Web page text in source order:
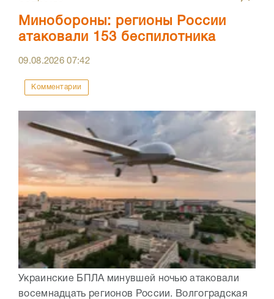
Минобороны: регионы России
атаковали 153 беспилотника
09.08.202607:42
Комментарии
Украинские БПЛА минувшей ночью атаковали
восемнадцать регионов России. Волгоградская